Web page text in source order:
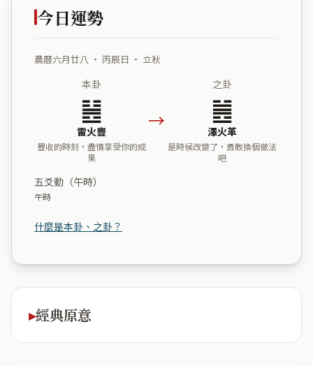
今日運勢
農曆六月廿八 ・ 丙辰日 ・ 立秋
本卦
䷶
雷火豐
豐收的時刻，盡情享受你的成
果
→
之卦
䷰
澤火革
是時候改變了，勇敢換個做法
吧
五爻動（午時）
午時
什麼是本卦、之卦？
經典原意